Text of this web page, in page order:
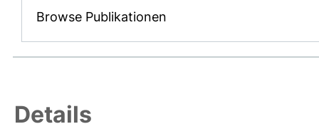
Browse Publikationen
Details